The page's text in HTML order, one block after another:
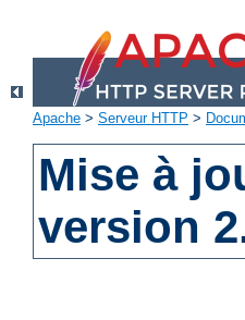
Apache > Serveur HTTP >
Mise à
version